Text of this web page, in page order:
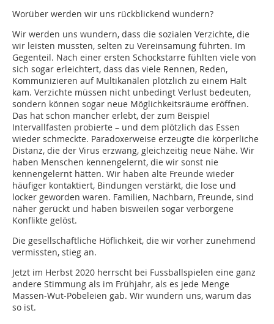
Worüber werden wir uns rückblickend wundern?
Wir werden uns wundern, dass die sozialen Verzichte, die
wir leisten mussten, selten zu Vereinsamung führten. Im
Gegenteil. Nach einer ersten Schockstarre fühlten viele von
sich sogar erleichtert, dass das viele Rennen, Reden,
Kommunizieren auf Multikanälen plötzlich zu einem Halt
kam. Verzichte müssen nicht unbedingt Verlust bedeuten,
sondern können sogar neue Möglichkeitsräume eröffnen.
Das hat schon mancher erlebt, der zum Beispiel
Intervallfasten probierte – und dem plötzlich das Essen
wieder schmeckte. Paradoxerweise erzeugte die körperliche
Distanz, die der Virus erzwang, gleichzeitig neue Nähe. Wir
haben Menschen kennengelernt, die wir sonst nie
kennengelernt hätten. Wir haben alte Freunde wieder
häufiger kontaktiert, Bindungen verstärkt, die lose und
locker geworden waren. Familien, Nachbarn, Freunde, sind
näher gerückt und haben bisweilen sogar verborgene
Konflikte gelöst.
Die gesellschaftliche Höflichkeit, die wir vorher zunehmend
vermissten, stieg an.
Jetzt im Herbst 2020 herrscht bei Fussballspielen eine ganz
andere Stimmung als im Frühjahr, als es jede Menge
Massen-Wut-Pöbeleien gab. Wir wundern uns, warum das
so ist.